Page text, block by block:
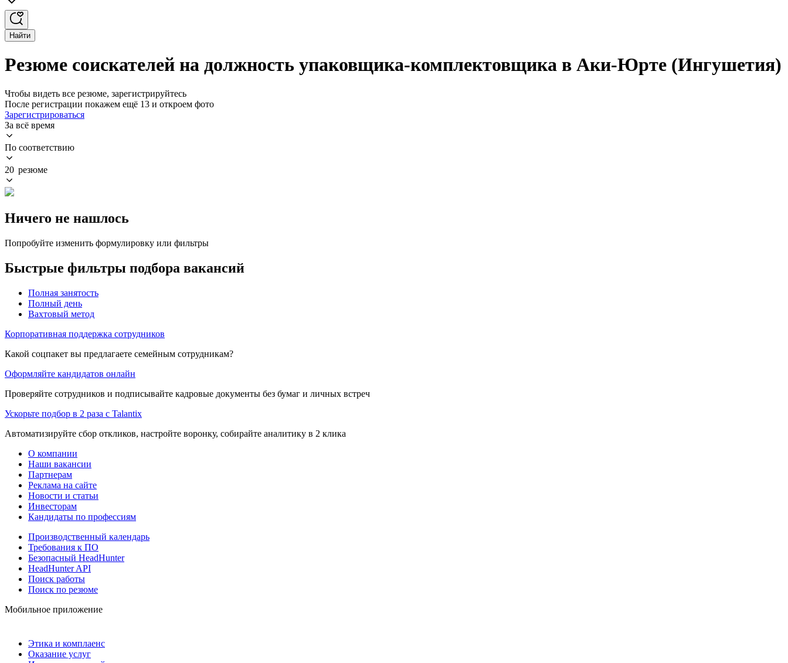
Найти
Резюме соискателей на должность упаковщика-комплектовщика в Аки-Юрте (Ингушетия)
Чтобы видеть все резюме, зарегистрируйтесь
После регистрации покажем ещё 13 и откроем фото
Зарегистрироваться
За всё время
По соответствию
20 резюме
Ничего не нашлось
Попробуйте изменить формулировку или фильтры
Быстрые фильтры подбора вакансий
Полная занятость
Полный день
Вахтовый метод
Корпоративная поддержка сотрудников
Какой соцпакет вы предлагаете семейным сотрудникам?
Оформляйте кандидатов онлайн
Проверяйте сотрудников и подписывайте кадровые документы без бумаг и личных встреч
Ускорьте подбор в 2 раза с Talantix
Автоматизируйте сбор откликов, настройте воронку, собирайте аналитику в 2 клика
О компании
Наши вакансии
Партнерам
Реклама на сайте
Новости и статьи
Инвесторам
Кандидаты по профессиям
Производственный календарь
Требования к ПО
Безопасный HeadHunter
HeadHunter API
Поиск работы
Поиск по резюме
Мобильное приложение
Этика и комплаенс
Оказание услуг